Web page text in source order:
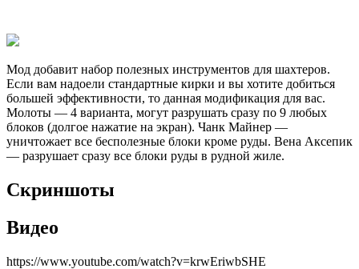
Мод добавит набор полезных инструментов для шахтеров.
Если вам надоели стандартные кирки и вы хотите добиться
большей эффективности, то данная модификация для вас.
Молоты — 4 варианта, могут разрушать сразу по 9 любых
блоков (долгое нажатие на экран). Чанк Майнер —
уничтожает все бесполезные блоки кроме руды. Вена Аксепик
— разрушает сразу все блоки руды в рудной жиле.
Скриншоты
Видео
https://www.youtube.com/watch?v=krwEriwbSHE